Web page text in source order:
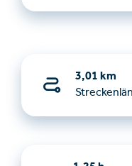
3,01 km